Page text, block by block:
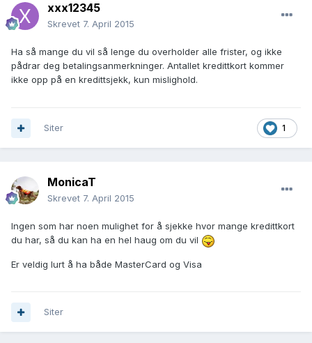
xxx12345
Skrevet 7. April 2015
Ha så mange du vil så lenge du overholder alle frister, og ikke
pådrar deg betalingsanmerkninger. Antallet kredittkort kommer
ikke opp på en kredittsjekk, kun mislighold.
1
Siter
MonicaT
Skrevet 7. April 2015
Ingen som har noen mulighet for å sjekke hvor mange kredittkort
du har, så du kan ha en hel haug om du vil
Er veldig lurt å ha både MasterCard og Visa
Siter